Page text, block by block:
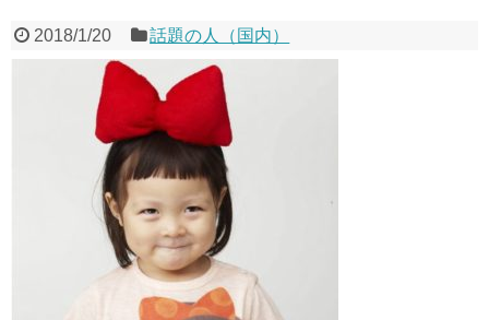
2018/1/20 話題の人（国内）